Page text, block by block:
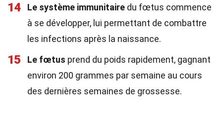
14 Le système immunitaire du fœtus commence
à se développer, lui permettant de combattre
les infections après la naissance.
15 Le fœtus prend du poids rapidement, gagnant
environ 200 grammes par semaine au cours
des dernières semaines de grossesse.